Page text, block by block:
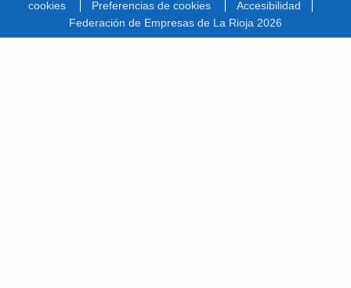
cookies
Preferencias de cookies
Accesibilidad
Federación de Empresas de La Rioja 2026